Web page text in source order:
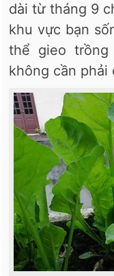
dài từ tháng 9
khu vực bạn
thể gieo
không cần phải